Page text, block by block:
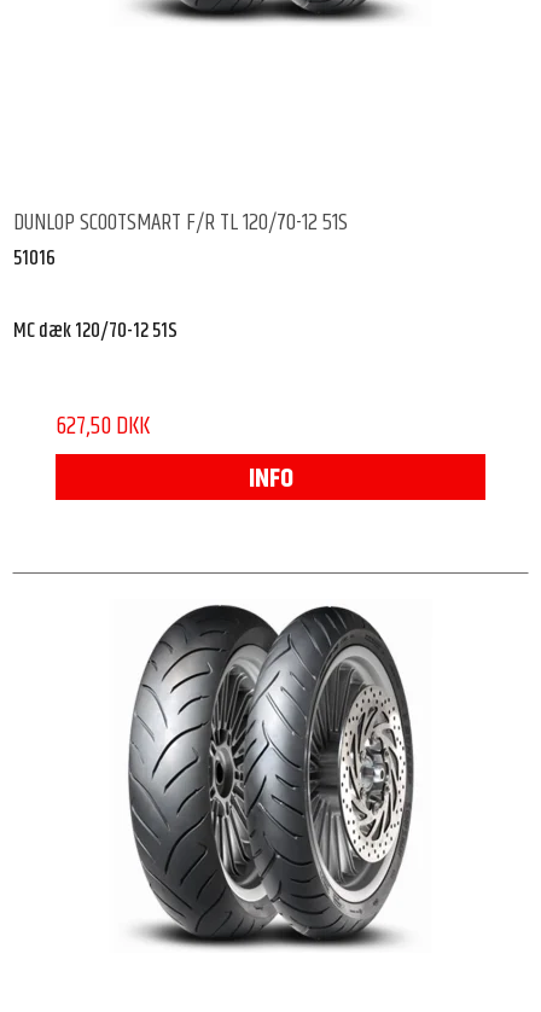
DUNLOP SCOOTSMART F/R TL 120/70-12 51S
51016
MC dæk 120/70-12 51S
627,50 DKK
INFO